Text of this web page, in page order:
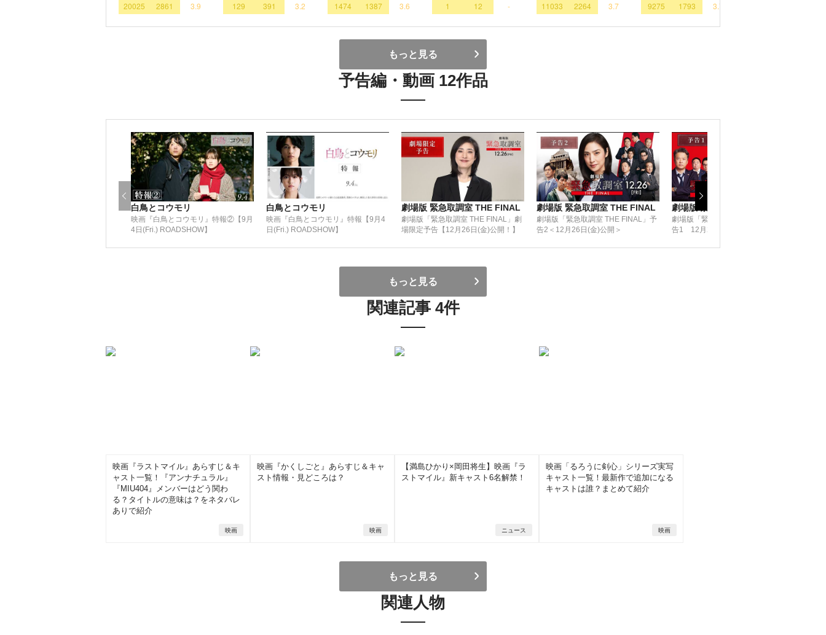
20025 2861 3.9 129 391 3.2 1474 1387 3.6 1 12 - 11033 2264 3.7 9275 1793 3.7
もっと見る
予告編・動画 12作品
白鳥とコウモリ
映画『白鳥とコウモリ』特報②【9月
4日(Fri.) ROADSHOW】
白鳥とコウモリ
映画『白鳥とコウモリ』特報【9月4
日(Fri.) ROADSHOW】
劇場版 緊急取調室 THE FINAL
劇場版「緊急取調室 THE FINAL」劇
場限定予告【12月26日(金)公開！】
劇場版 緊急取調室 THE FINAL
劇場版「緊急取調室 THE FINAL」予
告2＜12月26日(金)公開＞
劇場版 緊急取調室 THE FINAL
劇場版「緊急取調室 THE FINAL」予
告1 12月26日(金)公開
もっと見る
関連記事 4件
映画『ラストマイル』あらすじ＆キ
ャスト一覧！『アンナチュラル』
『MIU404』メンバーはどう関わ
る？タイトルの意味は？をネタバレ
ありで紹介
映画
映画『かくしごと』あらすじ＆キャ
スト情報・見どころは？
映画
【満島ひかり×岡田将生】映画『ラ
ストマイル』新キャスト6名解禁！
ニュース
映画「るろうに剣心」シリーズ実写
キャスト一覧！最新作で追加になる
キャストは誰？まとめて紹介
映画
もっと見る
関連人物